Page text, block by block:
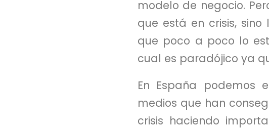
modelo de negocio.
que está en crisis,
que poco a poco lo
cual es paradójico ya
En España podemos
medios que han
crisis haciendo